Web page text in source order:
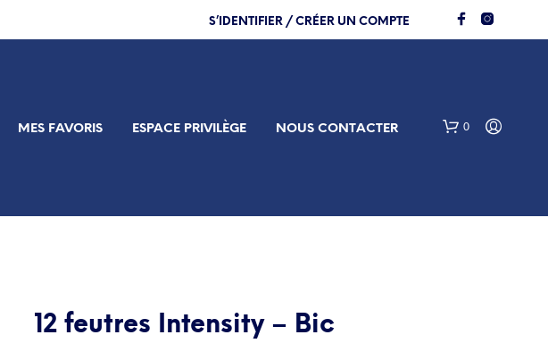
S’IDENTIFIER / CRÉER UN COMPTE
MES FAVORIS ESPACE PRIVILÈGE NOUS CONTACTER 0
12 feutres Intensity – Bic